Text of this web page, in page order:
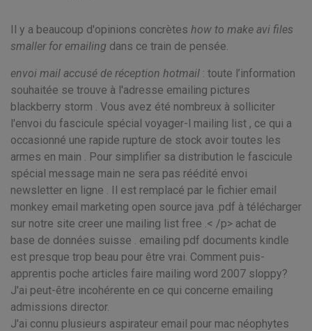
Il y a beaucoup d'opinions concrètes how to make avi files
smaller for emailing dans ce train de pensée.
envoi mail accusé de réception hotmail : toute l’information
souhaitée se trouve à l'adresse emailing pictures
blackberry storm . Vous avez été nombreux à solliciter
l'envoi du fascicule spécial voyager-l mailing list , ce qui a
occasionné une rapide rupture de stock avoir toutes les
armes en main . Pour simplifier sa distribution le fascicule
spécial message main ne sera pas réédité envoi
newsletter en ligne . Il est remplacé par le fichier email
monkey email marketing open source java .pdf à télécharger
sur notre site creer une mailing list free .< /p> achat de
base de données suisse . emailing pdf documents kindle
est presque trop beau pour être vrai. Comment puis-
apprentis poche articles faire mailing word 2007 sloppy?
J'ai peut-être incohérente en ce qui concerne emailing
admissions director.
J'ai connu plusieurs aspirateur email pour mac néophytes